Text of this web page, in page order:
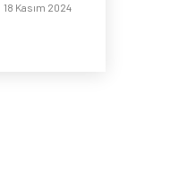
18 Kasım 2024